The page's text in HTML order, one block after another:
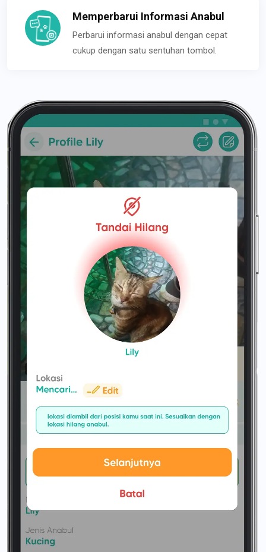
Memperbarui Informasi Anabul
Perbarui informasi anabul dengan cepat
cukup dengan satu sentuhan tombol.